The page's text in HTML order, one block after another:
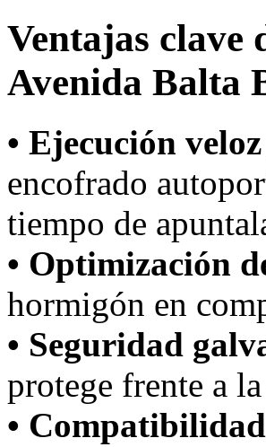
Ventajas clave
Avenida Balta
• Ejecución
encofrado
tiempo de
• Optimización
hormigón en
• Seguridad
protege frente a
•